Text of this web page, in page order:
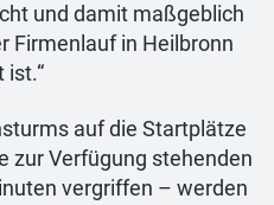
und damit maßgeblich
Firmenlauf in Heilbronn
ist.“
auf die Startplätze
zur Verfügung stehenden
vergriffen – werden